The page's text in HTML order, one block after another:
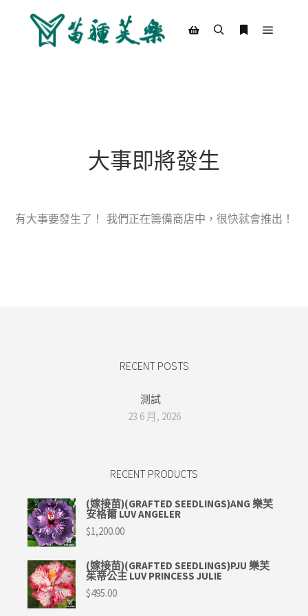
大事即將發生
有大事要發生了！ 我們正在籌備商店中，很快就會推出！
RECENT POSTS
測試
23 6 月, 2026
RECENT PRODUCTS
(嫁接苗)(GRAFTED SEEDLINGS)ANG 樂芙
安格爾 LUV ANGELER
$1,200.00
(嫁接苗)(GRAFTED SEEDLINGS)PJU 樂芙
茱蒂公主 LUV PRINCESS JULIE
$495.00